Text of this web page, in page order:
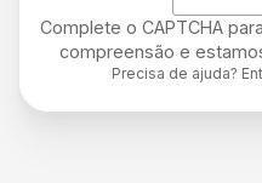
Complete o CAPTCHA
compreensão e
Precisa de ajuda?